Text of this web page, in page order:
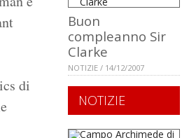
di
Buon
compleanno Sir
Clarke
NOTIZIE / 14/12/2007
NOTIZIE